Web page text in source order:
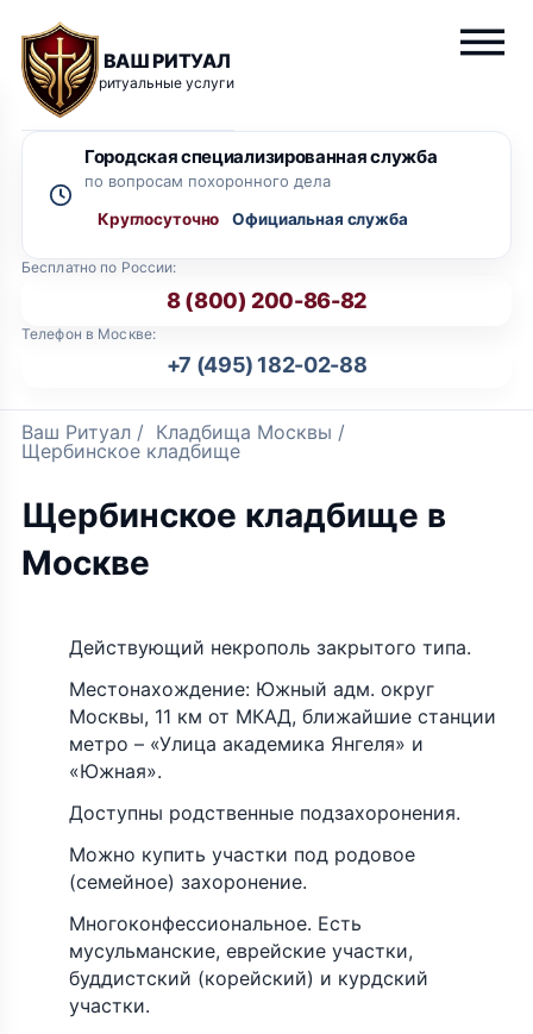
ВАШ РИТУАЛ
ритуальные услуги
Бесплатно по России:
8 (800) 200-86-82
Телефон в Москве:
+7 (495) 182-02-88
Городская специализированная служба
по вопросам похоронного дела
Круглосуточно
Ваш Ритуал / Кладбища Москвы /
Щербинское кладбище
Щербинское кладбище в
Москве
Действующий некрополь закрытого типа.
Местонахождение: Южный адм. округ
Москвы, 11 км от МКАД, ближайшие станции
метро – «Улица академика Янгеля» и
«Южная».
Доступны родственные подзахоронения.
Можно купить участки под родовое
(семейное) захоронение.
Многоконфессиональное. Есть
мусульманские, еврейские участки,
буддистский (корейский) и курдский
участки.